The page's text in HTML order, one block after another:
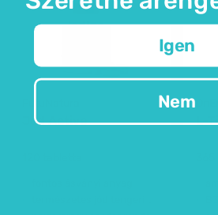
Jód Active L-
Igen
Nem